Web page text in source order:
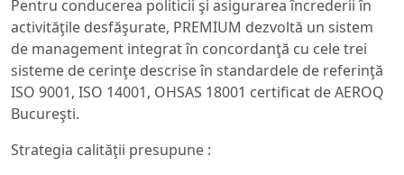
Pentru conducerea politicii şi asigurarea încrederii în
activităţile desfăşurate, PREMIUM dezvoltă un sistem
de management integrat în concordanţă cu cele trei
sisteme de cerinţe descrise în standardele de referinţă
ISO 9001, ISO 14001, OHSAS 18001 certificat de AEROQ
Bucureşti.
Strategia calităţii presupune :